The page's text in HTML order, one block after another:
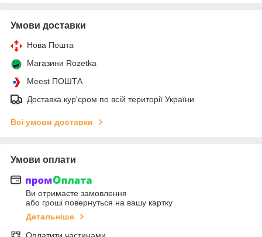
Умови доставки
Нова Пошта
Магазини Rozetka
Meest ПОШТА
Доставка кур'єром по всій території України
Всі умови доставки
Умови оплати
Ви отримаєте замовлення
або гроші повернуться на вашу картку
Детальніше